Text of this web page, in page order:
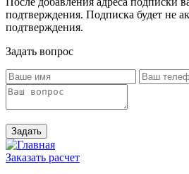
подтверждения. Подписка будет не
подтверждения.
Задать вопрос
Задать
Заказать расчет